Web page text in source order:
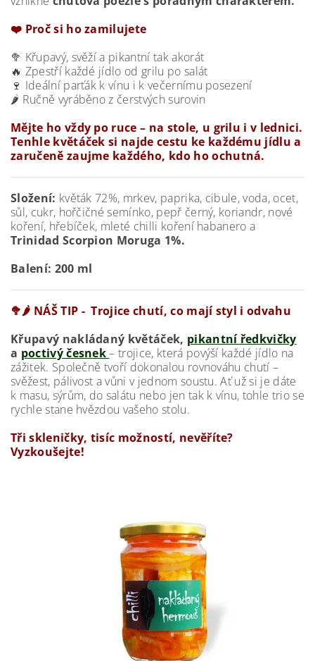
❤️ Proč si ho zamilujete
🥦 Křupavý, svěží a pikantní tak akorát
🔥 Zpestří každé jídlo od grilu po salát
🍷 Ideální parťák k vínu i k večernímu posezení
🌶️ Ručně vyráběno z čerstvých surovin
Mějte ho vždy po ruce – na stole, u grilu i v lednici.
Tenhle květáček si najde cestu ke každému jídlu a
zaručeně zaujme každého, kdo ho ochutná.
Složení: květák 72%, mrkev, paprika, cibule, voda, ocet,
sůl, cukr, hořčičné semínko, pepř černý, koriandr, nové
koření, hřebíček, mleté chilli koření habanero a
Trinidad Scorpion Moruga 1%.
Balení: 200 ml
🥦🌶️ NÁŠ TIP - Trojice chutí, co mají styl i odvahu
Křupavý nakládaný květáček, pikantní ředkvičky
a poctivý česnek– trojice, která povýší každé jídlo na
zážitek. Společně tvoří dokonalou rovnováhu chutí –
svěžest, pálivost a vůni v jednom soustu. Ať už si je dáte
k masu, sýrům, do salátu nebo jen tak k vínu, tohle trio se
rychle stane hvězdou vašeho stolu.
Tři skleničky, tisíc možností, nevěříte?
Vyzkoušejte!